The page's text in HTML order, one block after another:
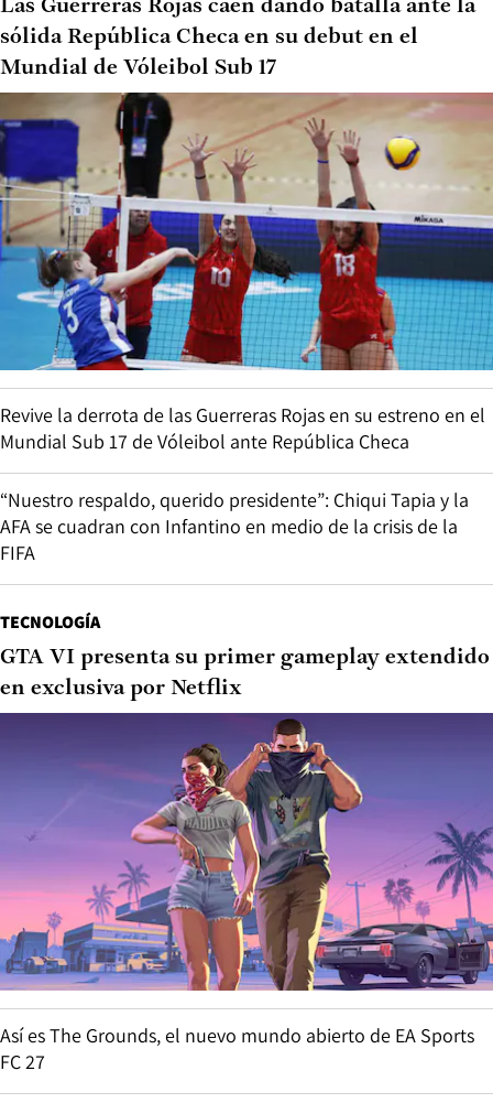
Las Guerreras Rojas caen dando batalla ante la
sólida República Checa en su debut en el
Mundial de Vóleibol Sub 17
Revive la derrota de las Guerreras Rojas en su estreno en el
Mundial Sub 17 de Vóleibol ante República Checa
“Nuestro respaldo, querido presidente”: Chiqui Tapia y la
AFA se cuadran con Infantino en medio de la crisis de la
FIFA
TECNOLOGÍA
GTA VI presenta su primer gameplay extendido
en exclusiva por Netflix
Así es The Grounds, el nuevo mundo abierto de EA Sports
FC 27